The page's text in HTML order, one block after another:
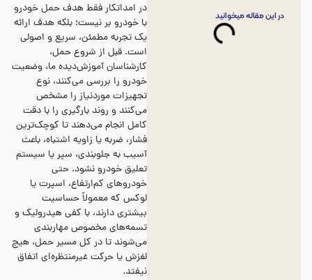
در امداتکار فقط هدف حمل خودرو
با خودرو بر نیست؛ بلکه هدف ارائه
یک تجربه مطمئن، سریع و اصولی
است. قبل از شروع حمل،
کارشناسان آموزش‌دیده ما، وضعیت
خودرو را بررسی می‌کنند، نوع
تجهیزات موردنیاز را مشخص
می‌کنند و روند بارگیری را با دقت
کامل انجام می‌دهند تا کوچک‌ترین
فشار، ضربه یا زاویه‌ اشتباه، باعث
آسیب به جلوبندی، سپر یا سیستم
تعلیق خودرو نشود. حتی
خودروهای کم‌ارتفاع، اسپرت یا
لوکس که معمولاً حساسیت
بیشتری دارند، با کفی هیدرولیک و
تسمه‌های مخصوص مهاربندی
می‌شوند تا در کل مسیر حمل، هیچ
لغزش یا حرکت غیرمنتظره‌ای اتفاق
نیفتد.
در این مقاله میخوانید